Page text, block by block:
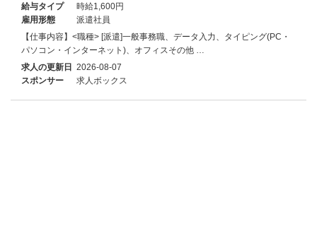
給与タイプ
時給1,600円
雇用形態
派遣社員
【仕事内容】<職種> [派遣]一般事務職、データ入力、タイピング(PC・
パソコン・インターネット)、オフィスその他 …
求人の更新日 2026-08-07
スポンサー
求人ボックス